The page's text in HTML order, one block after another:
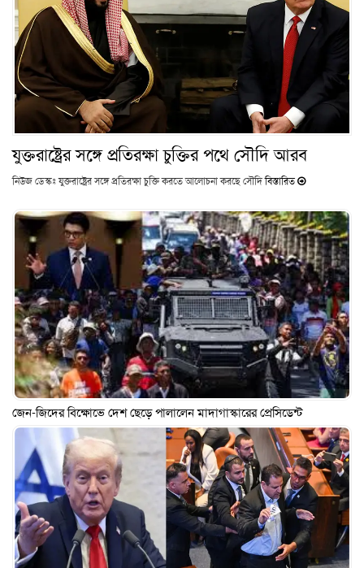
যুক্তরাষ্ট্রের সঙ্গে প্রতিরক্ষা চুক্তির পথে সৌদি আরব
নিউজ ডেস্কঃ যুক্তরাষ্ট্রের সঙ্গে প্রতিরক্ষা চুক্তি করতে আলোচনা করছে সৌদিবিস্তারিত
জেন-জিদের বিক্ষোভে দেশ ছেড়ে পালালেন মাদাগাস্কারের প্রেসিডেন্ট